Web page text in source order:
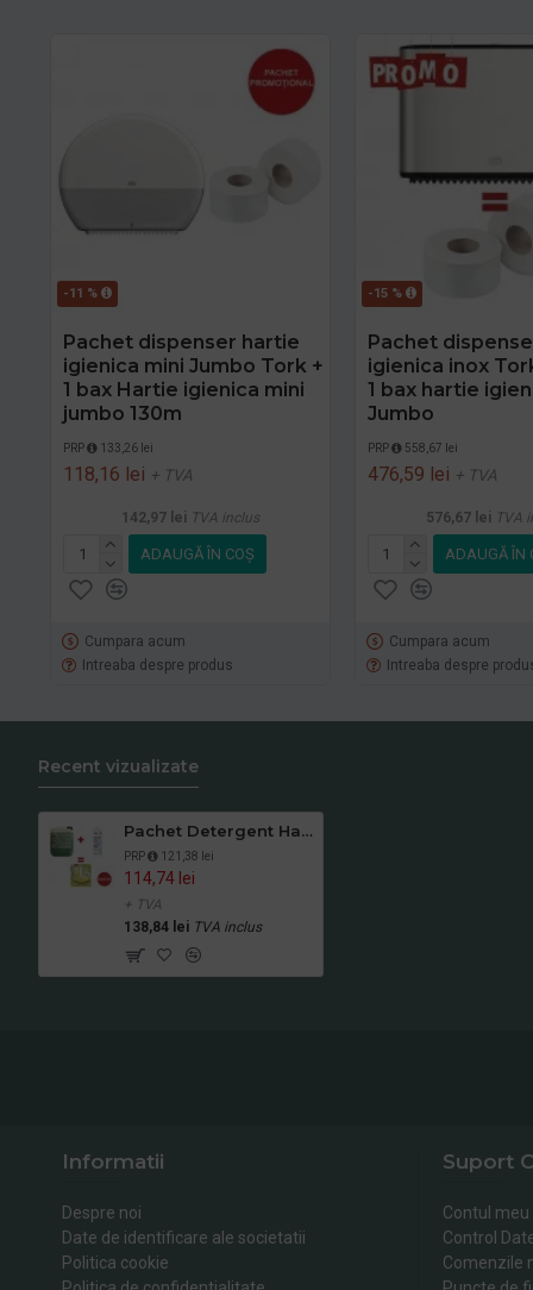
-11 %
Pachet dispenser hartie
igienica mini Jumbo Tork +
1 bax Hartie igienica mini
jumbo 130m
PRP 133,26 lei
118,16 lei + TVA
142,97 lei TVA inclus
ADAUGĂ ÎN COŞ
Cumpara acum
Intreaba despre produs
-15 %
Pachet
igienica inox
1 bax hartie
Jumbo
PRP 558,67 lei
476,59 lei + TVA
576,67 lei TVA
ADAUGĂ ÎN
Cumpara acum
Intreaba despre
Recent vizualizate
Pachet Detergent Hard Konga, Odorizant concentrat Kiehl, Gratuit Odorizant Sano Bon
PRP 121,38 lei
114,74 lei
+ TVA
138,84 lei TVA inclus
Informatii
Despre noi
Date de identificare ale societatii
Politica cookie
Suport
Contul meu
Control
Comenzile